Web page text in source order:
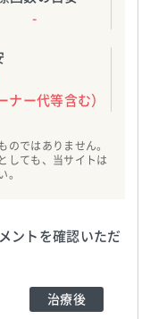
-
ナー代等含む）
のではありません。
しても、当サイトは
。
ントを確認いただ
治療後